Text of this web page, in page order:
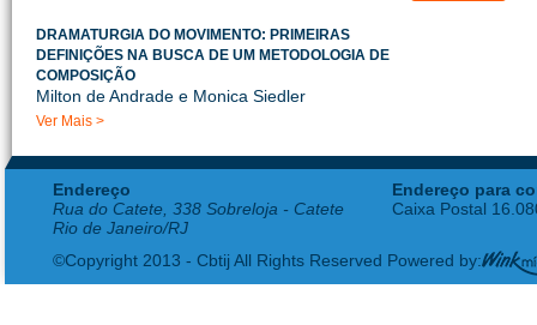
DRAMATURGIA DO MOVIMENTO: PRIMEIRAS
DEFINIÇÕES NA BUSCA DE UM METODOLOGIA DE
COMPOSIÇÃO
Milton de Andrade e Monica Siedler
Ver Mais >
Endereço
Rua do Catete, 338 Sobreloja - Catete
Rio de Janeiro/RJ
Endereço para
Caixa Postal
©Copyright 2013 - Cbtij All Rights Reserved Powered by: